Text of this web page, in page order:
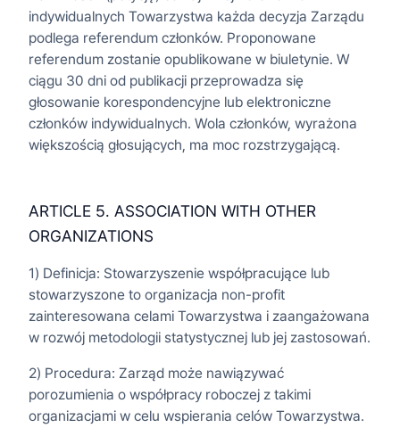
indywidualnych Towarzystwa każda decyzja Zarządu
podlega referendum członków. Proponowane
referendum zostanie opublikowane w biuletynie. W
ciągu 30 dni od publikacji przeprowadza się
głosowanie korespondencyjne lub elektroniczne
członków indywidualnych. Wola członków, wyrażona
większością głosujących, ma moc rozstrzygającą.
ARTICLE 5. ASSOCIATION WITH OTHER
ORGANIZATIONS
1) Definicja: Stowarzyszenie współpracujące lub
stowarzyszone to organizacja non-profit
zainteresowana celami Towarzystwa i zaangażowana
w rozwój metodologii statystycznej lub jej zastosowań.
2) Procedura: Zarząd może nawiązywać
porozumienia o współpracy roboczej z takimi
organizacjami w celu wspierania celów Towarzystwa.